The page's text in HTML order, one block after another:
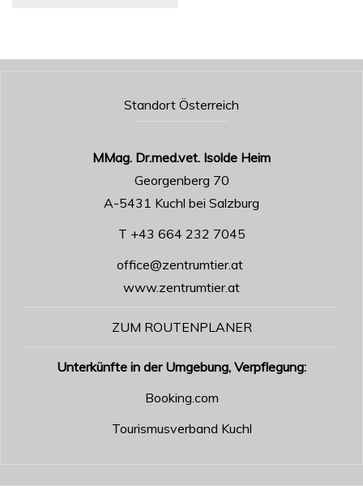
Standort Österreich
MMag. Dr.med.vet. Isolde Heim
Georgenberg 70
A-5431 Kuchl bei Salzburg
T +43 664 232 7045
office@zentrumtier.at
www.zentrumtier.at
ZUM ROUTENPLANER
Unterkünfte in der Umgebung, Verpflegung:
Booking.com
Tourismusverband Kuchl